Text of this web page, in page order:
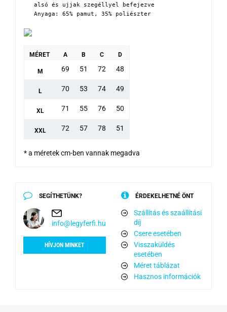
alsó és ujjak szegéllyel befejezve
Anyaga: 65% pamut, 35% poliészter
MÉRET A B C D
M 69 51 72 48
L 70 53 74 49
XL 71 55 76 50
XXL 72 57 78 51
* a méretek cm-ben vannak megadva
SEGÍTHETÜNK?
info@legyferfi.hu
HÍVJON MINKET
ÉRDEKELHETNÉ ÖNT
Szállítás és szaállítási
díj
Csere esetében
Visszaküldés
esetében
Méret táblázat
Hasznos információk